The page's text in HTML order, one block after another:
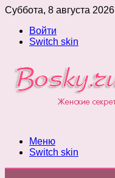
Суббота, 8 августа 2026
Войти
Switch skin
Меню
Switch skin